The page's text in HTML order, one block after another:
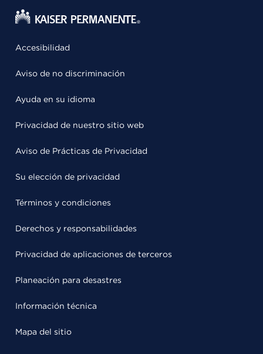
Accesibilidad
Aviso de no discriminación
Ayuda en su idioma
Privacidad de nuestro sitio web
Aviso de Prácticas de Privacidad
Su elección de privacidad
Términos y condiciones
Derechos y responsabilidades
Privacidad de aplicaciones de terceros
Planeación para desastres
Información técnica
Mapa del sitio